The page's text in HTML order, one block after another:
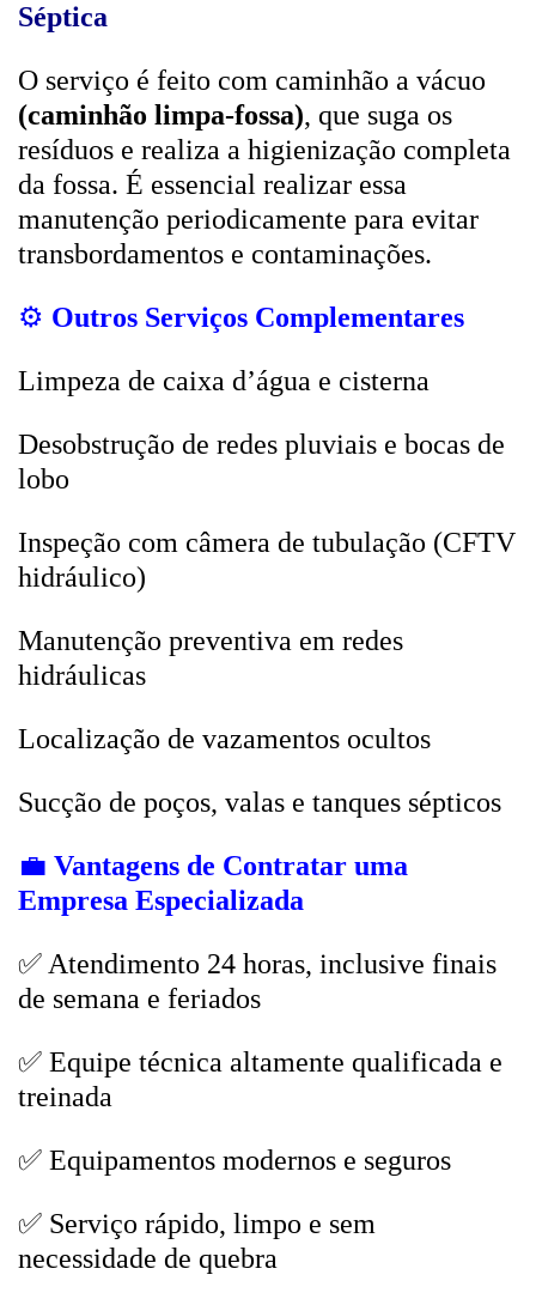
Séptica
O serviço é feito com caminhão a vácuo
(caminhão limpa-fossa), que suga os
resíduos e realiza a higienização completa
da fossa. É essencial realizar essa
manutenção periodicamente para evitar
transbordamentos e contaminações.
⚙️ Outros Serviços Complementares
Limpeza de caixa d’água e cisterna
Desobstrução de redes pluviais e bocas de
lobo
Inspeção com câmera de tubulação (CFTV
hidráulico)
Manutenção preventiva em redes
hidráulicas
Localização de vazamentos ocultos
Sucção de poços, valas e tanques sépticos
💼 Vantagens de Contratar uma
Empresa Especializada
✅ Atendimento 24 horas, inclusive finais
de semana e feriados
✅ Equipe técnica altamente qualificada e
treinada
✅ Equipamentos modernos e seguros
✅ Serviço rápido, limpo e sem
necessidade de quebra